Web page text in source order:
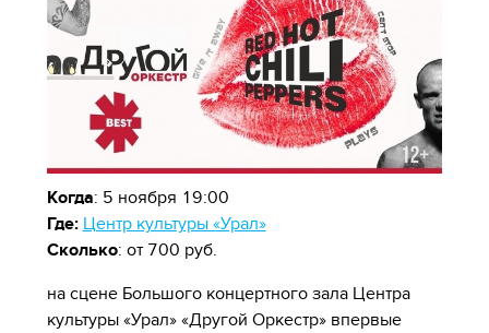
Когда: 5 ноября 19:00
Где: Центр культуры «Урал»
Сколько: от 700 руб.
на сцене Большого концертного зала Центра
культуры «Урал» «Другой Оркестр» впервые